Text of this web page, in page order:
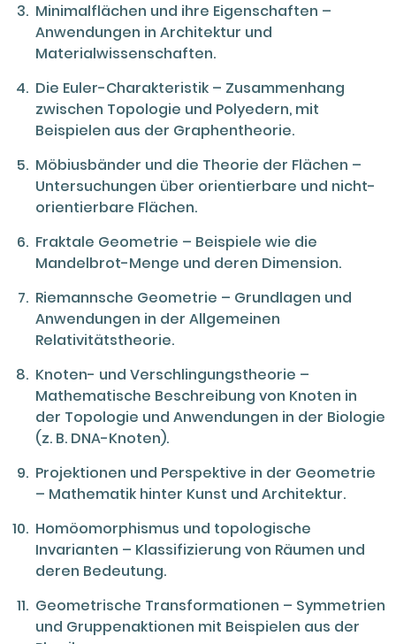
Minimalflächen und ihre Eigenschaften –
Anwendungen in Architektur und
Materialwissenschaften.
Die Euler-Charakteristik – Zusammenhang
zwischen Topologie und Polyedern, mit
Beispielen aus der Graphentheorie.
Möbiusbänder und die Theorie der Flächen –
Untersuchungen über orientierbare und nicht-
orientierbare Flächen.
Fraktale Geometrie – Beispiele wie die
Mandelbrot-Menge und deren Dimension.
Riemannsche Geometrie – Grundlagen und
Anwendungen in der Allgemeinen
Relativitätstheorie.
Knoten- und Verschlingungstheorie –
Mathematische Beschreibung von Knoten in
der Topologie und Anwendungen in der Biologie
(z. B. DNA-Knoten).
Projektionen und Perspektive in der Geometrie
– Mathematik hinter Kunst und Architektur.
Homöomorphismus und topologische
Invarianten – Klassifizierung von Räumen und
deren Bedeutung.
Geometrische Transformationen – Symmetrien
und Gruppenaktionen mit Beispielen aus der